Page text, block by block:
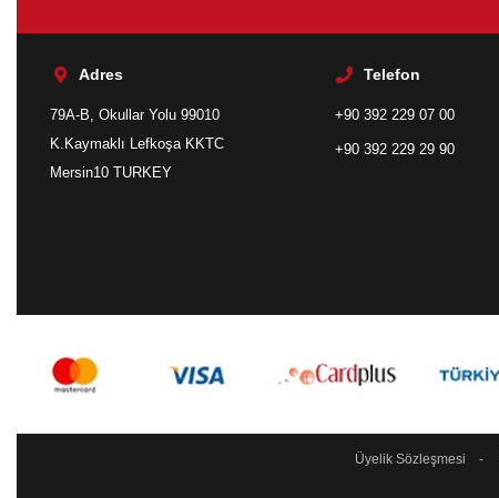
Adres
79A-B, Okullar Yolu 99010
K.Kaymaklı Lefkoşa KKTC
Mersin10 TURKEY
Telefon
+90 392 229 07 00
+90 392 229 29 90
Üyelik Sözleşmesi -